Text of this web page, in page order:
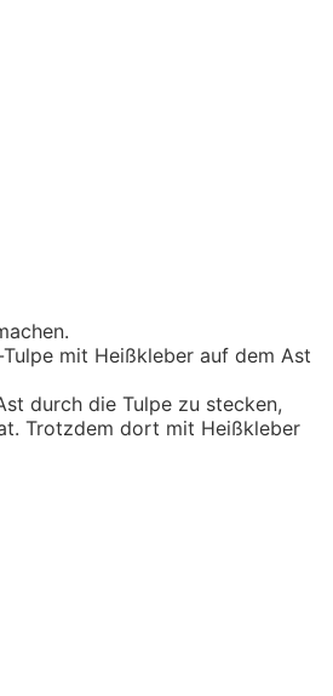
mit Heißkleber auf dem Ast
durch die Tulpe zu stecken,
Trotzdem dort mit Heißkleber